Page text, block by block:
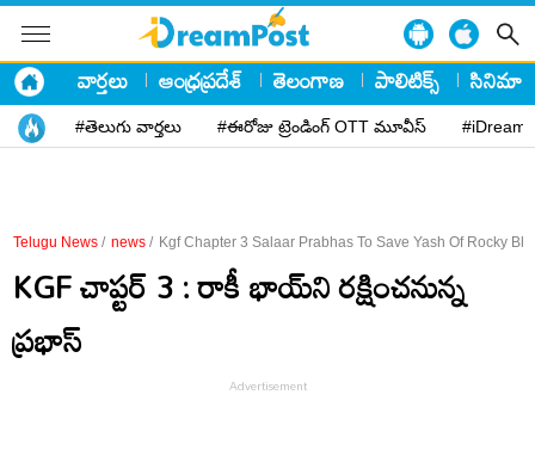
వార్తలు ఆంధ్రప్రదేశ్ తెలంగాణ పాలిటిక్స్ సినిమా
#తెలుగు వార్తలు #ఈరోజు ట్రెండింగ్ OTT మూవీస్
Telugu News / news / Kgf Chapter 3 Salaar Prabhas To Save Yash Of Rocky
KGF చాప్టర్ 3 : రాకీ భాయ్‌ని రక్షించనున్న‌
ప్రభాస్